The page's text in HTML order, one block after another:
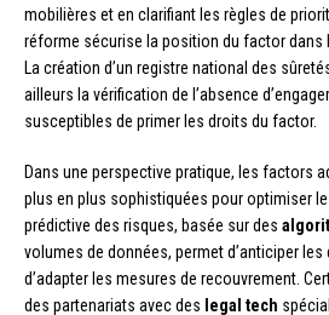
mobilières et en clarifiant les règles de
réforme sécurise la position du factor dans
La création d’un registre national des
ailleurs la vérification de l’absence
susceptibles de primer les droits du factor.
Dans une perspective pratique, les factors
plus en plus sophistiquées pour optimiser le
prédictive des risques, basée sur des
volumes de données, permet d’anticiper
d’adapter les mesures de recouvrement.
des partenariats avec des legal tech